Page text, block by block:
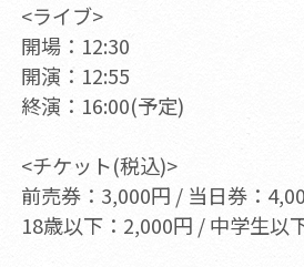
<ライブ>
開場：12:30
開演：12:55
終演：16:00(予定)
<チケット(税込)>
前売券：3,000円 / 当日券：
18歳以下：2,000円 / 中学生以